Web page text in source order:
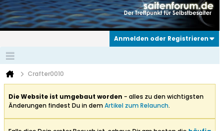
Anmelden oder Registrieren
Crafter0010
Die Website ist umgebaut worden - alles zu den wichtigsten
Änderungen findest Du in demArtikel zum Relaunch.